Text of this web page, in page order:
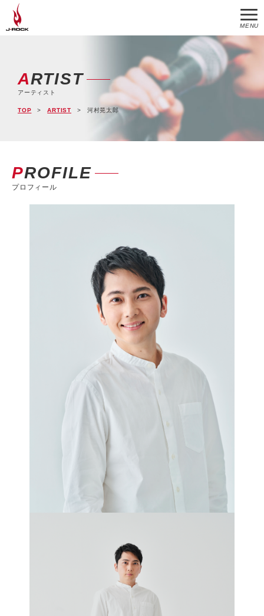
MENU
ARTIST
アーティスト
TOP ARTIST 河村晃太郎
PROFILE
プロフィール